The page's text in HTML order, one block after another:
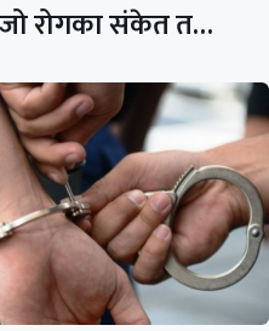
रोगका संकेत त…